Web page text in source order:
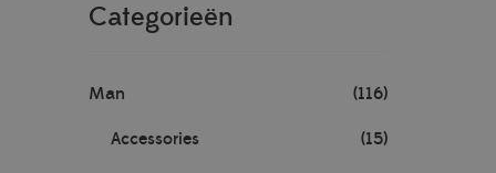
Categorieën
Man (116)
Accessories (15)